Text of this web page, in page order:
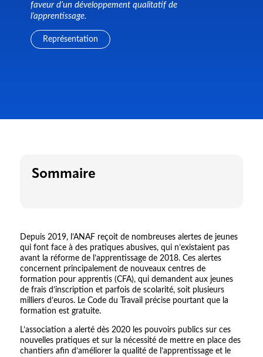
faveur d’un développement qualitatif de
l’apprentissage.
Représentation
Sommaire
Depuis 2019, l’ANAF reçoit de nombreuses alertes de jeunes
qui font face à des pratiques abusives, qui n’existaient pas
avant la réforme de l’apprentissage de 2018. Ces alertes
concernent principalement de nouveaux centres de
formation pour apprentis (CFA), qui demandent aux jeunes
de frais d’inscription et parfois de scolarité, soit plusieurs
milliers d’euros. Le Code du Travail précise pourtant que la
formation est gratuite.
L’association a alerté dès 2020 les pouvoirs publics sur ces
nouvelles pratiques et sur la nécessité de mettre en place des
chantiers afin d’améliorer la qualité de l’apprentissage et le